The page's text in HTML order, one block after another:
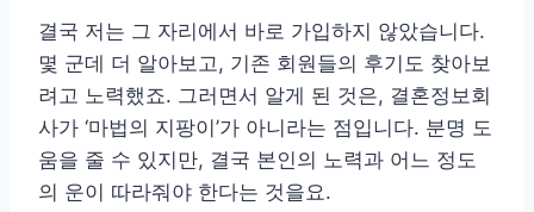
결국 저는 그 자리에서 바로 가입하지 않았습니다.
몇 군데 더 알아보고, 기존 회원들의 후기도 찾아보
려고 노력했죠. 그러면서 알게 된 것은, 결혼정보회
사가 ‘마법의 지팡이’가 아니라는 점입니다. 분명 도
움을 줄 수 있지만, 결국 본인의 노력과 어느 정도
의 운이 따라줘야 한다는 것을요.